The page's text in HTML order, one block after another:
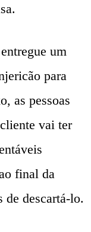
um
para
as pessoas
vai ter
final da
de descartá-lo.